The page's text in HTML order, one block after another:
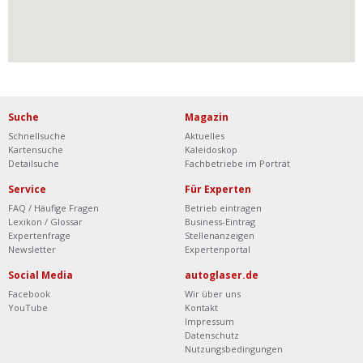
Suche
Schnellsuche
Kartensuche
Detailsuche
Magazin
Aktuelles
Kaleidoskop
Fachbetriebe im Porträt
Service
FAQ / Häufige Fragen
Lexikon / Glossar
Expertenfrage
Newsletter
Für Experten
Betrieb eintragen
Business-Eintrag
Stellenanzeigen
Expertenportal
Social Media
Facebook
YouTube
autoglaser.de
Wir über uns
Kontakt
Impressum
Datenschutz
Nutzungsbedingungen